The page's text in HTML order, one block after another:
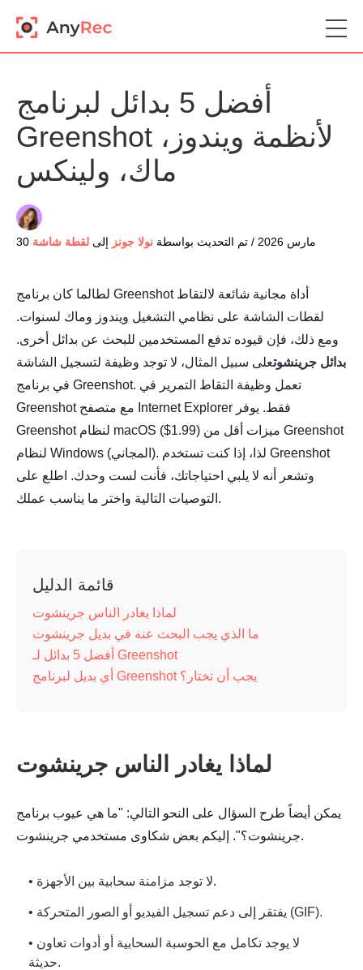
أفضل 5 بدائل لبرنامج
Greenshot لأنظمة ويندوز،
ماك، ولينكس
30 مارس 2026 / تم التحديث بواسطة نولا جونز إلى لقطة شاشة
لطالما كان برنامج Greenshot أداة مجانية شائعة لالتقاط
لقطات الشاشة على نظامي التشغيل ويندوز وماك لسنوات.
ومع ذلك، فإن قيوده تدفع المستخدمين للبحث عن بدائل أخرى.
بدائل جرينشوتعلى سبيل المثال، لا توجد وظيفة لتسجيل الشاشة
في برنامج Greenshot. تعمل وظيفة التقاط التمرير في
Greenshot مع متصفح Internet Explorer فقط. يوفر
Greenshot لنظام macOS ($1.99) ميزات أقل من Greenshot
لنظام Windows (المجاني). لذا، إذا كنت تستخدم Greenshot
وتشعر أنه لا يلبي احتياجاتك، فأنت لست وحدك. اطلع على
التوصيات التالية واختر ما يناسب عملك.
قائمة الدليل
لماذا يغادر الناس جرينشوت
ما الذي يجب البحث عنه في بديل جرينشوت
أفضل 5 بدائل لـ Greenshot
أي بديل لبرنامج Greenshot يجب أن تختار؟
لماذا يغادر الناس جرينشوت
يمكن أيضاً طرح السؤال على النحو التالي: "ما هي عيوب برنامج
جرينشوت؟". إليكم بعض شكاوى مستخدمي جرينشوت.
• لا توجد مزامنة سحابية بين الأجهزة.
• يفتقر إلى دعم تسجيل الفيديو أو الصور المتحركة (GIF).
• لا يوجد تكامل مع الحوسبة السحابية أو أدوات تعاون
حديثة.